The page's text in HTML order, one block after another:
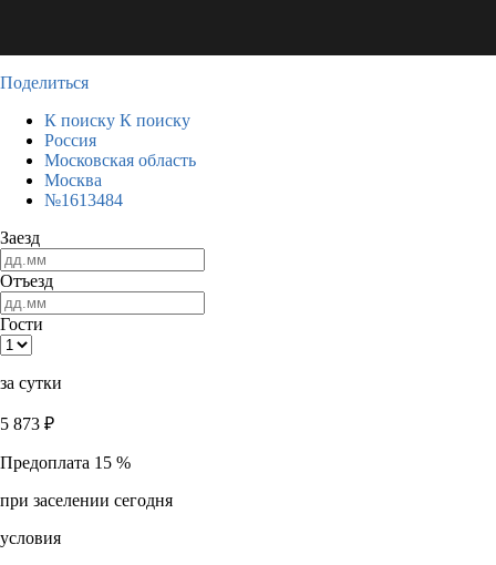
Поделиться
К поиску К поиску
Россия
Московская область
Москва
№1613484
Заезд
Отъезд
Гости
за сутки
5 873 ₽
Предоплата 15 %
при заселении сегодня
условия